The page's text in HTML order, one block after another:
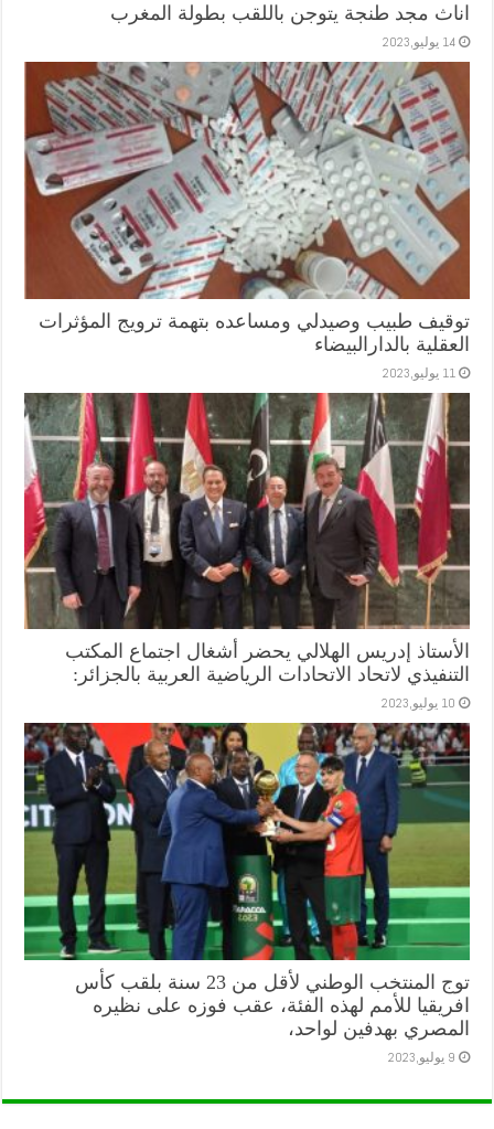
اناث مجد طنجة يتوجن باللقب بطولة المغرب
14 يوليو,2023
توقيف طبيب وصيدلي ومساعده بتهمة ترويج المؤثرات
العقلية بالدارالبيضاء
11 يوليو,2023
الأستاذ إدريس الهلالي يحضر أشغال اجتماع المكتب
التنفيذي لاتحاد الاتحادات الرياضية العربية بالجزائر:
10 يوليو,2023
توج المنتخب الوطني لأقل من 23 سنة بلقب كأس
افريقيا للأمم لهذه الفئة، عقب فوزه على نظيره
المصري بهدفين لواحد،
9 يوليو,2023